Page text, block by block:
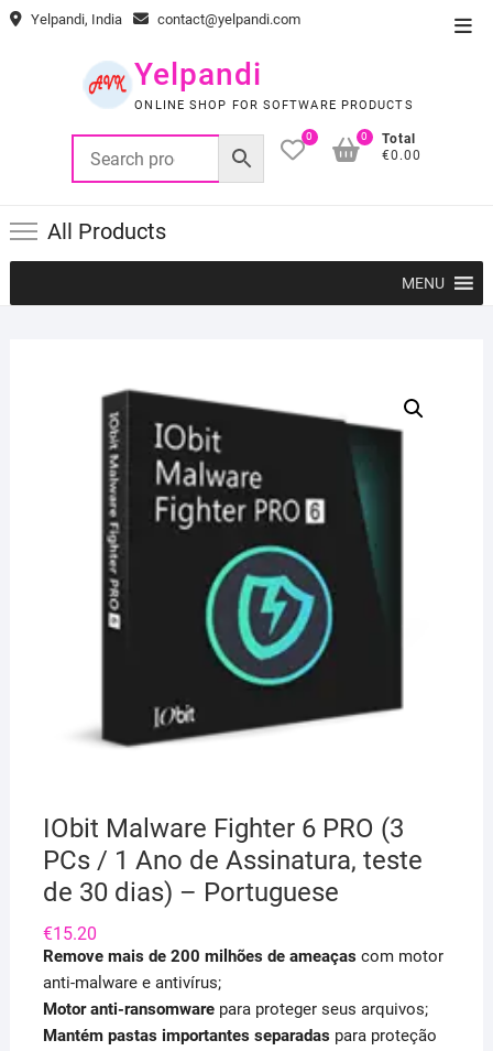
Skip Yelpandi, India contact@yelpandi.com
Yelpandi
ONLINE SHOP FOR SOFTWARE PRODUCTS
0
Total
€0.00
0
All Products
MENU
IObit Malware Fighter 6 PRO (3
PCs / 1 Ano de Assinatura, teste
de 30 dias) – Portuguese
€15.20
Remove mais de 200 milhões de ameaçascom motor
anti-malware e antivírus;
Motor anti-ransomwarepara proteger seus arquivos;
Mantém pastas importantes separadaspara proteção